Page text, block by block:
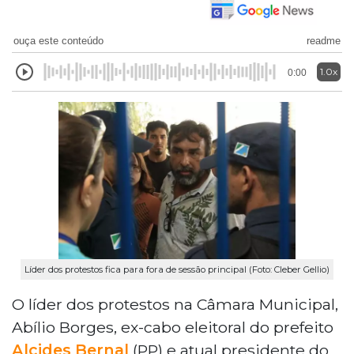
ouça este conteúdo readme
0:00 1.0x
Líder dos protestos fica para fora de sessão principal (Foto: Cleber Gellio)
O líder dos protestos na Câmara Municipal,
Abílio Borges, ex-cabo eleitoral do prefeito
Alcides Bernal (PP) e atual presidente do